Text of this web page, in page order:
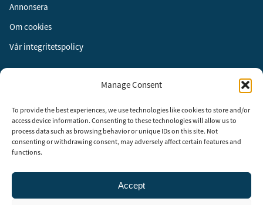
Manage Consent
To provide the best experiences, we use technologies like cookies to store and/or
access device information. Consenting to these technologies will allow us to
process data such as browsing behavior or unique IDs on this site. Not
consenting or withdrawing consent, may adversely affect certain features and
functions.
Accept
Annonsera
Om cookies
Vår integritetspolicy
Instagram
LinkedIn